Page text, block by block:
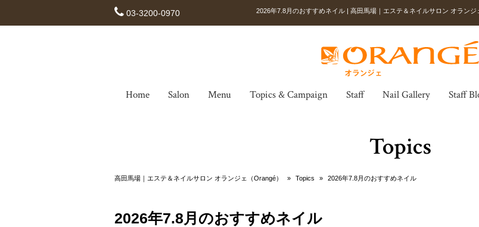
03-3200-0970 2026年7.8月のおすすめネイル | 高田馬場｜エステ＆ネイルサロン オラン
Home Salon Menu Topics & Campaign Staff Nail Gallery Staff
Topics
高田馬場｜エステ＆ネイルサロン オランジェ（Orangé） » Topics » 2026年7.8月のおすすめネイル
2026年7.8月のおすすめネイル